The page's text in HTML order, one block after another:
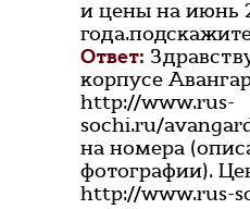
и цены на июнь
Ответ:
корпусе
http://www.rus-
sochi.ru/
на номера
фотографии).
http://www.rus-